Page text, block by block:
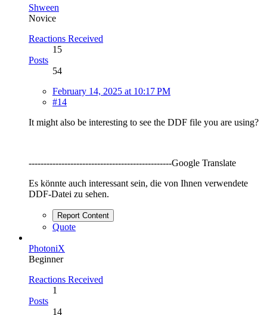
Shween
Novice
Reactions Received
15
Posts
54
February 14, 2025 at 10:17 PM
#14
It might also be interesting to see the DDF file you are using?
------------------------------------------------Google Translate
Es könnte auch interessant sein, die von Ihnen verwendete
DDF-Datei zu sehen.
Report Content
Quote
PhotoniX
Beginner
Reactions Received
1
Posts
14